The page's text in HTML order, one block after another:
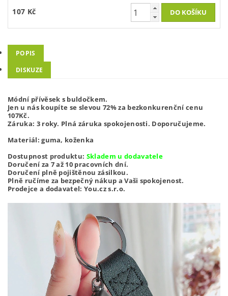
107 Kč
POPIS
DISKUZE
Módní přívěsek s buldočkem.
Jen u nás koupíte se slevou 72% za bezkonkurenční cenu
107Kč.
Záruka: 3 roky. Plná záruka spokojenosti. Doporučujeme.
Materiál: guma, koženka
Dostupnost produktu: Skladem u dodavatele
Doručení za 7 až 10 pracovních dní.
Doručení plně pojištěnou zásilkou.
Plně ručíme za bezpečný nákup a Vaši spokojenost.
Prodejce a dodavatel: You.cz s.r.o.